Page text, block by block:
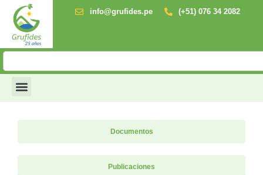
info@grufides.pe (+51) 076 34 2082
Documentos
Publicaciones